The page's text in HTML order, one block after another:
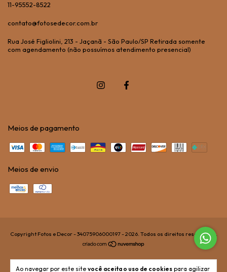
Ao navegar por este site você aceita o uso de cookies para agilizar
11-95552-8522
contato@fotosedecor.com.br
Rua José Figliolini, 213 - Jaçanã - São Paulo/SP Retirada somente
com agendamento (não possuímos atendimento presencial)
Meios de pagamento
Meios de envio
Copyright Fotos e Decor - 34075906000197 - 2026. Todos os direitos reservados.